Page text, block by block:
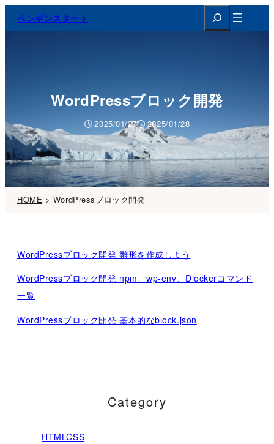
ペンギンスタート
索
WordPressブロック開発
2025/01/27 2025/01/28
HOME > WordPressブロック開発
WordPressブロック開発 雛形を作成しよう
WordPressブロック開発 npm、wp-env、Diockerコマンド
一覧
WordPressブロック開発 基本的なblock.json
Category
HTMLCSS